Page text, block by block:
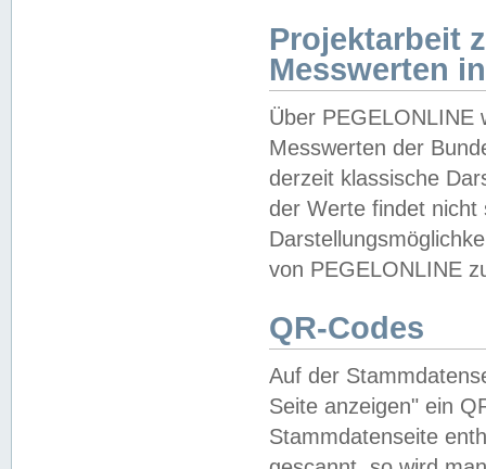
Projektarbeit
Messwerten
Über PEGELONLINE
Messwerten der
derzeit klassische
der Werte findet
von PEGELONLINE
QR-Codes
Auf der
Seite anzeigen" ein
Stammdatenseite